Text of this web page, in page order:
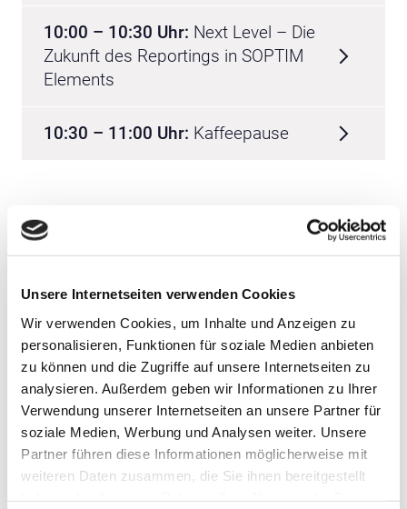
Unsere Internetseiten verwenden Cookies
Wir verwenden Cookies, um Inhalte und Anzeigen zu
personalisieren, Funktionen für soziale Medien anbieten
zu können und die Zugriffe auf unsere Internetseiten zu
analysieren. Außerdem geben wir Informationen zu Ihrer
Verwendung unserer Internetseiten an unsere Partner für
soziale Medien, Werbung und Analysen weiter. Unsere
Partner führen diese Informationen möglicherweise mit
weiteren Daten zusammen, die Sie ihnen bereitgestellt
10:00 – 10:30 Uhr: Next Level – Die
Zukunft des Reportings in SOPTIM
Elements
10:30 – 11:00 Uhr: Kaffeepause
11:00 – 12:30 Uhr:
Session nur ein Workshop besucht werden.
[Hinweis: Die Anmeldung zu einem Workshop wird zu
einem späteren Zeitpunkt abgefragt.]
Verbräuche verstehen – Wie gut
sind Ihre iMSys-Prognosen?
Next Steps SOPTIM